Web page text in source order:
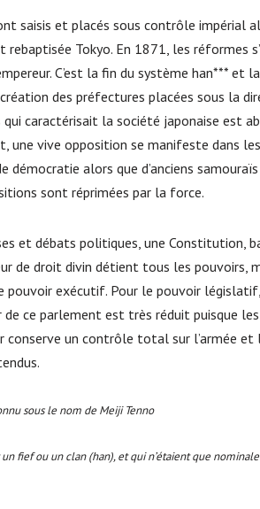
saisis et placés sous contrôle impérial
Tokyo. En 1871, les réformes
C’est la fin du système han*** et
des préfectures placées sous la
qui caractérisait la société japonaise est
une vive opposition se manifeste dans
alors que d’anciens
sont réprimées par la force.
et débats politiques, une Constitution,
de droit divin détient tous les pouvoirs,
pouvoir exécutif. Pour le pouvoir
de ce parlement est très réduit puisque
conserve un contrôle total sur l’armée
sous le nom de Meiji Tenno
fief ou un clan (han), et qui n’étaient que